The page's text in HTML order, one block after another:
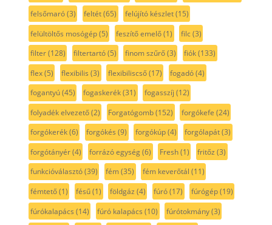
felsőmaró(3) feltét(65) felújító készlet(15)
felültöltős mosógép(5) feszítő emelő(1) filc(3)
filter(128) filtertartó(5) finom szűrő(3) fiók(133)
flex(5) flexibilis (3) flexibiliscső(17) fogadó(4)
fogantyú(45) fogaskerék(31) fogasszíj (12)
folyadék elvezető(2) Forgatógomb(152) forgókefe (24)
forgókerék(6) forgókés (9) forgókúp(4) forgólapát(3)
forgótányér(4) forrázó egység(6) Fresh(1) fritőz (3)
funkcióválasztó(39) fém(35) fém keverőtál (11)
fémtető(1) fésű(1) földgáz (4) fúró(17) fúrógép(19)
fúrókalapács (14) fúró kalapács (10) fúrótokmány(3)